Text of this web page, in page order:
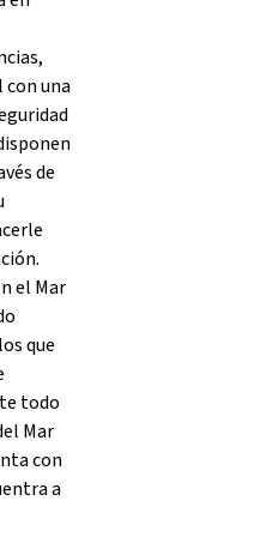
una
de
el Mar
que
todo
Mar
con
a